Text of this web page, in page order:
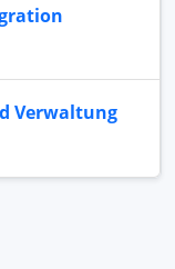
Verwaltung